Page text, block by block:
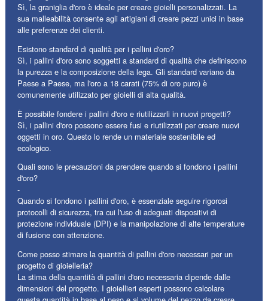
Sì, la graniglia d'oro è ideale per creare gioielli personalizzati. La
sua malleabilità consente agli artigiani di creare pezzi unici in base
alle preferenze dei clienti.
Esistono standard di qualità per i pallini d'oro?
Sì, i pallini d'oro sono soggetti a standard di qualità che definiscono
la purezza e la composizione della lega. Gli standard variano da
Paese a Paese, ma l'oro a 18 carati (75% di oro puro) è
comunemente utilizzato per gioielli di alta qualità.
È possibile fondere i pallini d'oro e riutilizzarli in nuovi progetti?
Sì, i pallini d'oro possono essere fusi e riutilizzati per creare nuovi
oggetti in oro. Questo lo rende un materiale sostenibile ed
ecologico.
Quali sono le precauzioni da prendere quando si fondono i pallini
d'oro?
-
Quando si fondono i pallini d'oro, è essenziale seguire rigorosi
protocolli di sicurezza, tra cui l'uso di adeguati dispositivi di
protezione individuale (DPI) e la manipolazione di alte temperature
di fusione con attenzione.
Come posso stimare la quantità di pallini d'oro necessari per un
progetto di gioielleria?
La stima della quantità di pallini d'oro necessaria dipende dalle
dimensioni del progetto. I gioiellieri esperti possono calcolare